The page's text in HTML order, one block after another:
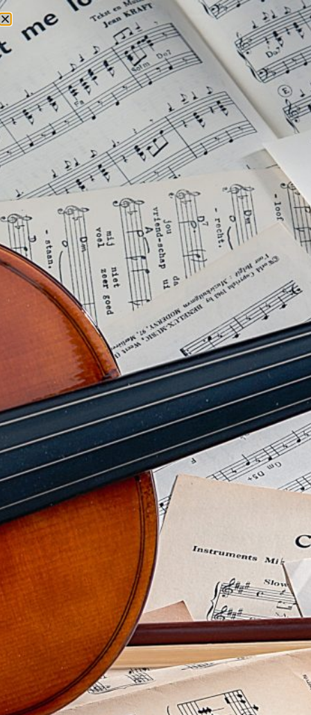
Book 2 x Futtrup
2 x Futtrup kan bookes i hele Danmark. Send en
bookingforespørgsel via formularen her på siden, og få
svar på pris og ledighed inden for 24 timer.
Sagn og sange om himmel
og jord
– Mor og datter i toner og ord
Med musik og fortælling bevæger vi os ind og ud af
Nordens landskaber, så tiden står stille, og livet føles
større og dybere end før.
To kvinder. En mor og en datter. Fortæller og forfatter
Dorte Futtrup har fundet sammen med sanger og
sangskriver Sara Futtrup i et fælles projekt med
fortællinger og sange om urkræfter og skæbner i
Norden.
Dorte Futtrup er kendt for sine stærke eksistentielle
fortællinger om liv, død, kærlighed og tilgivelse.
Sara Futtrup har udgivet flere albums med lyrisk,
nordisk folk-pop. Klaver-bårne sange med plads til de
store vidder og naturens rå kræfter.
I en broget buket af fortællinger skal vi helt ned under
skræppebladene, hvor sneglene bor, og ud i det store
uendelige himmelrum – for lidt bedre at forstå
hinanden og den verden, vi er født ind i. Vi skal høre om